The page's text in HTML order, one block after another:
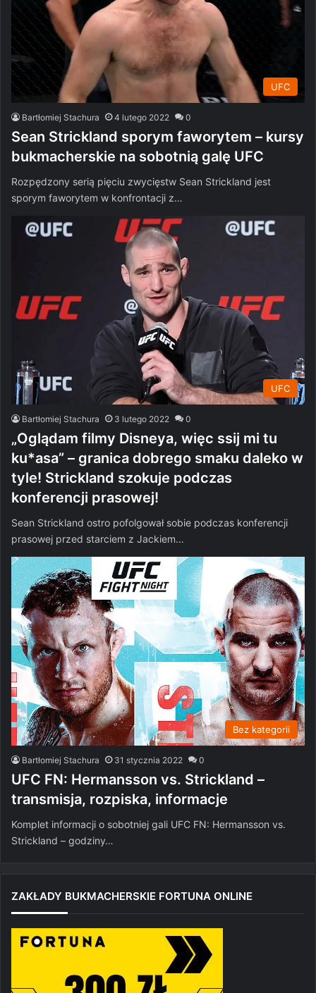
UFC
Bartłomiej Stachura 4 lutego 2022 0
Sean Strickland sporym faworytem – kursy
bukmacherskie na sobotnią galę UFC
Rozpędzony serią pięciu zwycięstw Sean Strickland jest
sporym faworytem w konfrontacji z…
UFC
Bartłomiej Stachura 3 lutego 2022 0
„Oglądam filmy Disneya, więc ssij mi tu
ku*asa” – granica dobrego smaku daleko w
tyle! Strickland szokuje podczas
konferencji prasowej!
Sean Strickland ostro pofolgował sobie podczas konferencji
prasowej przed starciem z Jackiem…
Bez kategorii
Bartłomiej Stachura 31 stycznia 2022 0
UFC FN: Hermansson vs. Strickland –
transmisja, rozpiska, informacje
Komplet informacji o sobotniej gali UFC FN: Hermansson vs.
Strickland – godziny…
ZAKŁADY BUKMACHERSKIE FORTUNA ONLINE